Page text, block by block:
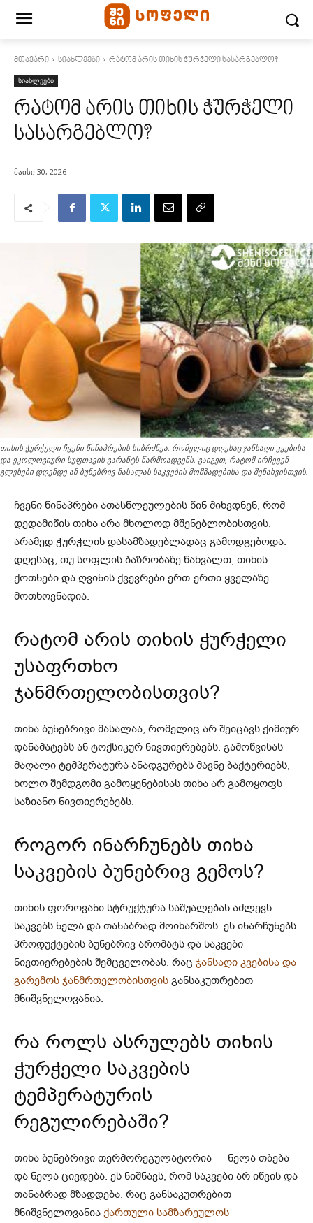
მთავარი სიახლეები რატომ არის თიხის ჭურჭელი სასარგებლო?
სიახლეები
რატომ არის თიხის ჭურჭელი
სასარგებლო?
მაისი 30, 2026
თიხის ჭურჭელი ჩვენი წინაპრების სიბრძნეა, რომელიც დღესაც ჯანსაღი კვებისა
და ეკოლოგიური სუფთავის გარანტს წარმოადგენს. გაიგეთ, რატომ ირჩევენ
გლეხები დღემდე ამ ბუნებრივ მასალას საკვების მომზადებისა და შენახვისთვის.
ჩვენი წინაპრები ათასწლეულების წინ მიხვდნენ, რომ
დედამიწის თიხა არა მხოლოდ მშენებლობისთვის,
არამედ ჭურჭლის დასამზადებლადაც გამოდგებოდა.
დღესაც, თუ სოფლის ბაზრობაზე წახვალთ, თიხის
ქოთნები და ღვინის ქვევრები ერთ-ერთი ყველაზე
მოთხოვნადია.
რატომ არის თიხის ჭურჭელი
უსაფრთხო
ჯანმრთელობისთვის?
თიხა ბუნებრივი მასალაა, რომელიც არ შეიცავს ქიმიურ
დანამატებს ან ტოქსიკურ ნივთიერებებს. გამოწვისას
მაღალი ტემპერატურა ანადგურებს მავნე ბაქტერიებს,
ხოლო შემდგომი გამოყენებისას თიხა არ გამოყოფს
საზიანო ნივთიერებებს.
როგორ ინარჩუნებს თიხა
საკვების ბუნებრივ გემოს?
თიხის ფოროვანი სტრუქტურა საშუალებას აძლევს
საკვებს ნელა და თანაბრად მოიხარშოს. ეს ინარჩუნებს
პროდუქტების ბუნებრივ არომატს და საკვები
ნივთიერებების შემცველობას, რაც ჯანსაღი კვებისა და
გარემოს ჯანმრთელობისთვის განსაკუთრებით
მნიშვნელოვანია.
რა როლს ასრულებს თიხის
ჭურჭელი საკვების
ტემპერატურის
რეგულირებაში?
თიხა ბუნებრივი თერმორეგულატორია — ნელა თბება
და ნელა ცივდება. ეს ნიშნავს, რომ საკვები არ იწვის და
თანაბრად მზადდება, რაც განსაკუთრებით
მნიშვნელოვანია ქართული სამზარეულოს